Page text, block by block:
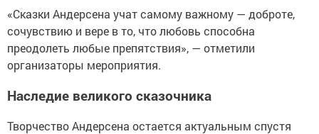
«Сказки Андерсена учат самому важному — доброте,
сочувствию и вере в то, что любовь способна
преодолеть любые препятствия», — отметили
организаторы мероприятия.
Наследие великого сказочника
Творчество Андерсена остается актуальным спустя